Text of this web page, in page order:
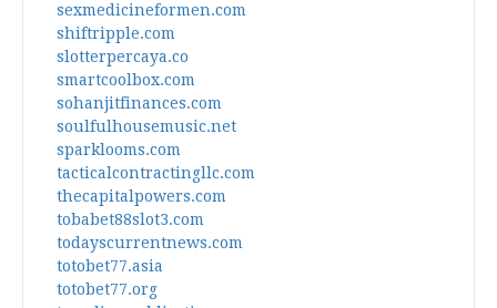
sexmedicineformen.com
shiftripple.com
slotterpercaya.co
smartcoolbox.com
sohanjitfinances.com
soulfulhousemusic.net
sparklooms.com
tacticalcontractingllc.com
thecapitalpowers.com
tobabet88slot3.com
todayscurrentnews.com
totobet77.asia
totobet77.org